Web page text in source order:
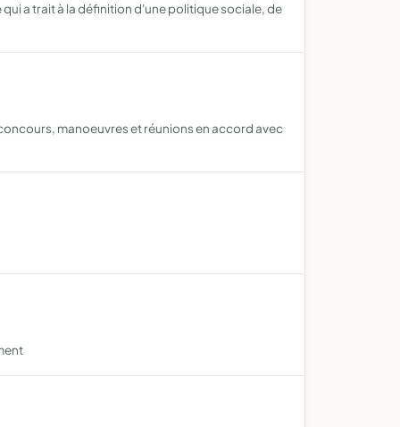
a trait à la définition d'une politique sociale, de
manoeuvres et réunions en accord avec